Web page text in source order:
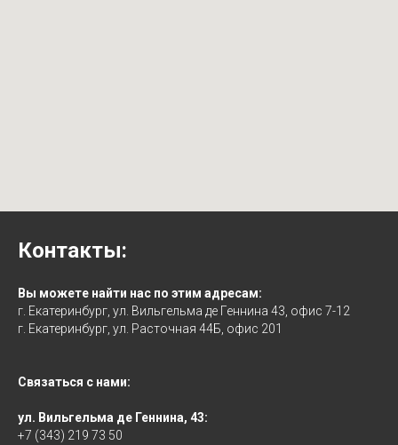
Контакты:
Вы можете найти нас по этим адресам:
г. Екатеринбург, ул. Вильгельма де Геннина 43, офис 7-12
г. Екатеринбург, ул. Расточная 44Б, офис 201
Связаться с нами:
ул. Вильгельма де Геннина, 43:
+7 (343) 219 73 50